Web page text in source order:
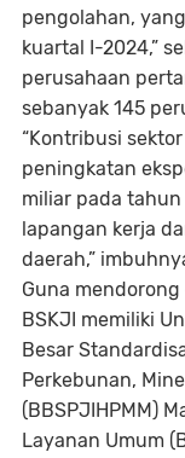
pengolahan,
kuartal I-2024,”
perusahaan
sebanyak 145
“Kontribusi
peningkatan
miliar pada
lapangan kerja
daerah,”
Guna
BSKJI memiliki
Besar
Perkebunan,
(BBSPJIHPMM)
Layanan Umum